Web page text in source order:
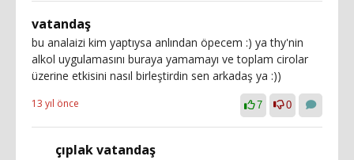
vatandaş
bu analaizi kim yaptıysa anlından öpecem :) ya thy'nin
alkol uygulamasını buraya yamamayı ve toplam cirolar
üzerine etkisini nasıl birleştirdin sen arkadaş ya :))
13 yıl önce 7 0
çıplak vatandaş